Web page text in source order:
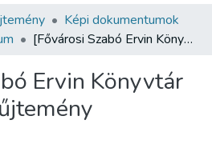
Képi dokumentumok
[Fővárosi Szabó Ervin Könyvtár Budapest Gyűjtemény olvasóterme]
Ervin Könyvtár